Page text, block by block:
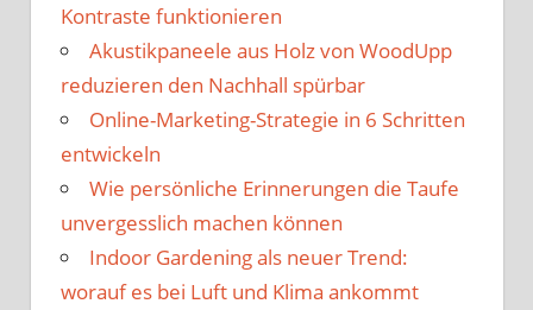
Kontraste funktionieren
Akustikpaneele aus Holz von WoodUpp
reduzieren den Nachhall spürbar
Online-Marketing-Strategie in 6 Schritten
entwickeln
Wie persönliche Erinnerungen die Taufe
unvergesslich machen können
Indoor Gardening als neuer Trend:
worauf es bei Luft und Klima ankommt